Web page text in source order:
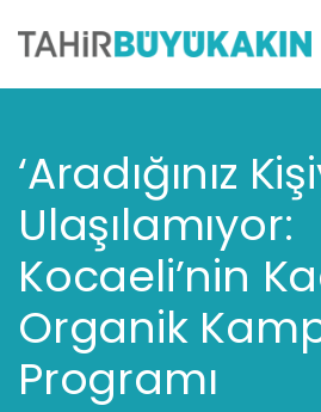
‘Aradığınız
Ulaşılamıyor:
Kocaeli’nin
Organik
Programı